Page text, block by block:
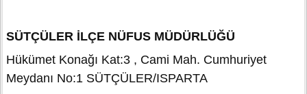
SÜTÇÜLER İLÇE NÜFUS MÜDÜRLÜĞÜ
Hükümet Konağı Kat:3 , Cami Mah. Cumhuriyet
Meydanı No:1 SÜTÇÜLER/ISPARTA